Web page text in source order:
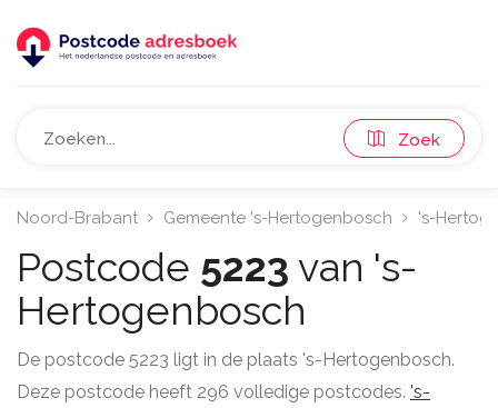
Zoek
Noord-Brabant Gemeente 's-Hertogenbosch 's-
Postcode 5223 van 's-
Hertogenbosch
De postcode 5223 ligt in de plaats 's-Hertogenbosch.
Deze postcode heeft 296 volledige postcodes. 's-